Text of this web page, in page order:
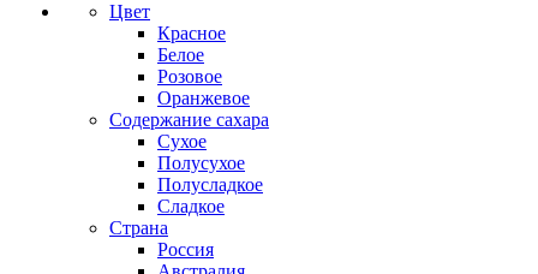
Цвет
Красное
Белое
Розовое
Оранжевое
Содержание сахара
Сухое
Полусухое
Полусладкое
Сладкое
Страна
Россия